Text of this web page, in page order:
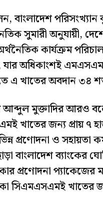
বাংলাদেশ
সুমারী অনুযায়ী,
কার্যক্রম
যার অধিকাংশই
এ খাতের অবদান ৩৪
মুক্তাদির আরও
খাতের জন্য প্রায় ৭
প্রণোদনা ও সহায়তা
বাংলাদেশ ব্যাংকের
প্রণোদনা প্যাকেজের
সিএমএসএমই খাতের